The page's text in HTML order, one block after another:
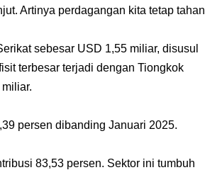
Artinya perdagangan kita tetap tahan
sebesar USD 1,55 miliar, disusul
terbesar terjadi dengan Tiongkok
persen dibanding Januari 2025.
83,53 persen. Sektor ini tumbuh